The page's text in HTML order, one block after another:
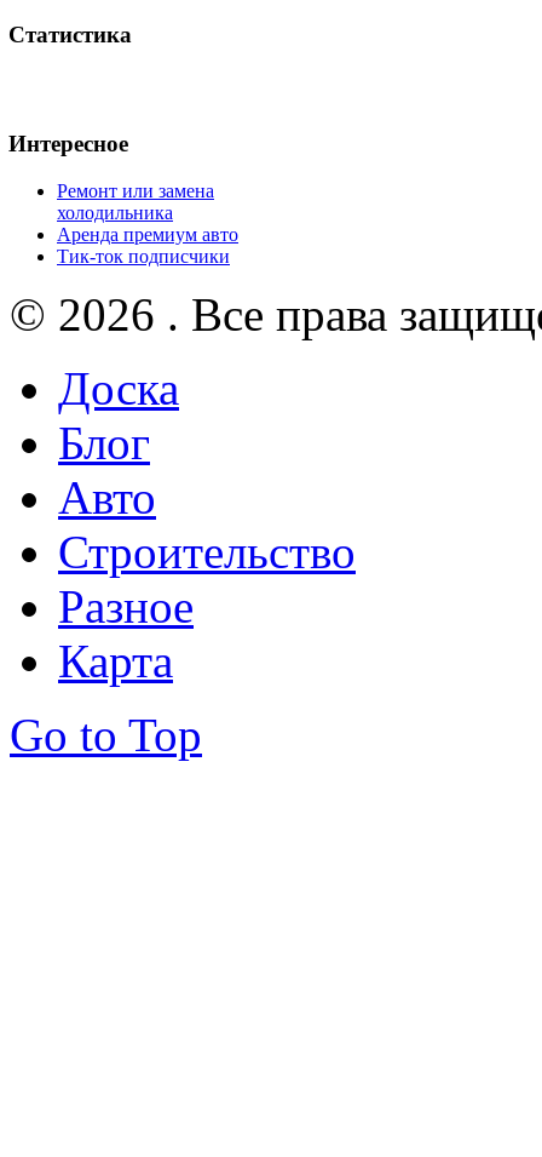
Статистика
Интересное
Ремонт или замена
холодильника
Аренда премиум авто
Тик-ток подписчики
© 2026 . Все права
Доска
Блог
Авто
Строительство
Разное
Карта
Go to Top